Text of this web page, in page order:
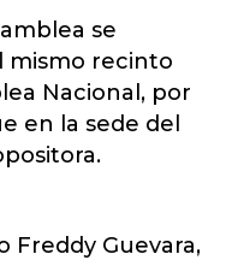
se
mismo recinto
Nacional, por
en la sede del
Freddy Guevara,